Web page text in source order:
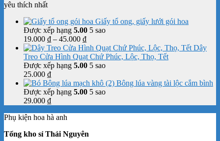
đến
yêu thích nhất
Giấy tổ ong, giấy lưới gói hoa
Được xếp hạng 5.00 5 sao
19.000 ₫ – 45.000 ₫Khoảng
giá:
từ
19.000 ₫
45.000 ₫
Dây
Treo Cửa Hình Quạt Chứ Phúc, Lộc, Thọ, Tết
Được xếp hạng 5.00 5 sao
25.000 ₫
Bông lúa vàng tài lộc cắm bình
Được xếp hạng 5.00 5 sao
29.000 ₫
Phụ kiện hoa hà anh
Tổng kho sỉ Thái Nguyên